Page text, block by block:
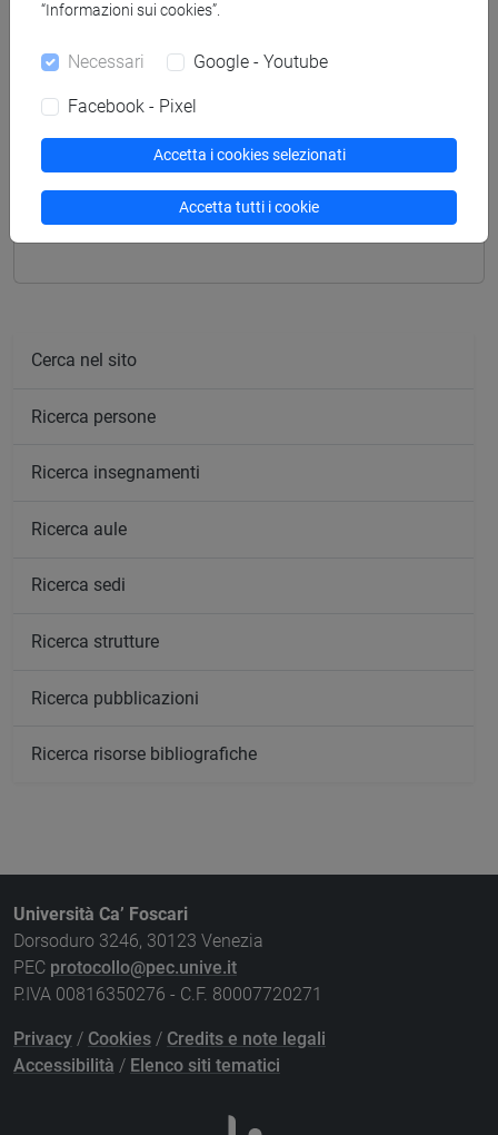
filosofia e scienze umane
Insegnamenti mutuati
FILOSOFIA GRECA E ROMANA A TEATRO
[FT0581]
Cerca nel sito
Ricerca persone
Ricerca insegnamenti
Ricerca aule
Ricerca sedi
Ricerca strutture
Ricerca pubblicazioni
Ricerca risorse bibliografiche
Università Ca’ Foscari
Dorsoduro 3246, 30123 Venezia
PEC protocollo@pec.unive.it
P.IVA 00816350276 - C.F. 80007720271
Privacy / Cookies / Credits e note legali
Accessibilità / Elenco siti tematici
“Informazioni sui cookies”.
Necessari Google - Youtube
Facebook - Pixel
Accetta i cookies selezionati
Accetta tutti i cookie